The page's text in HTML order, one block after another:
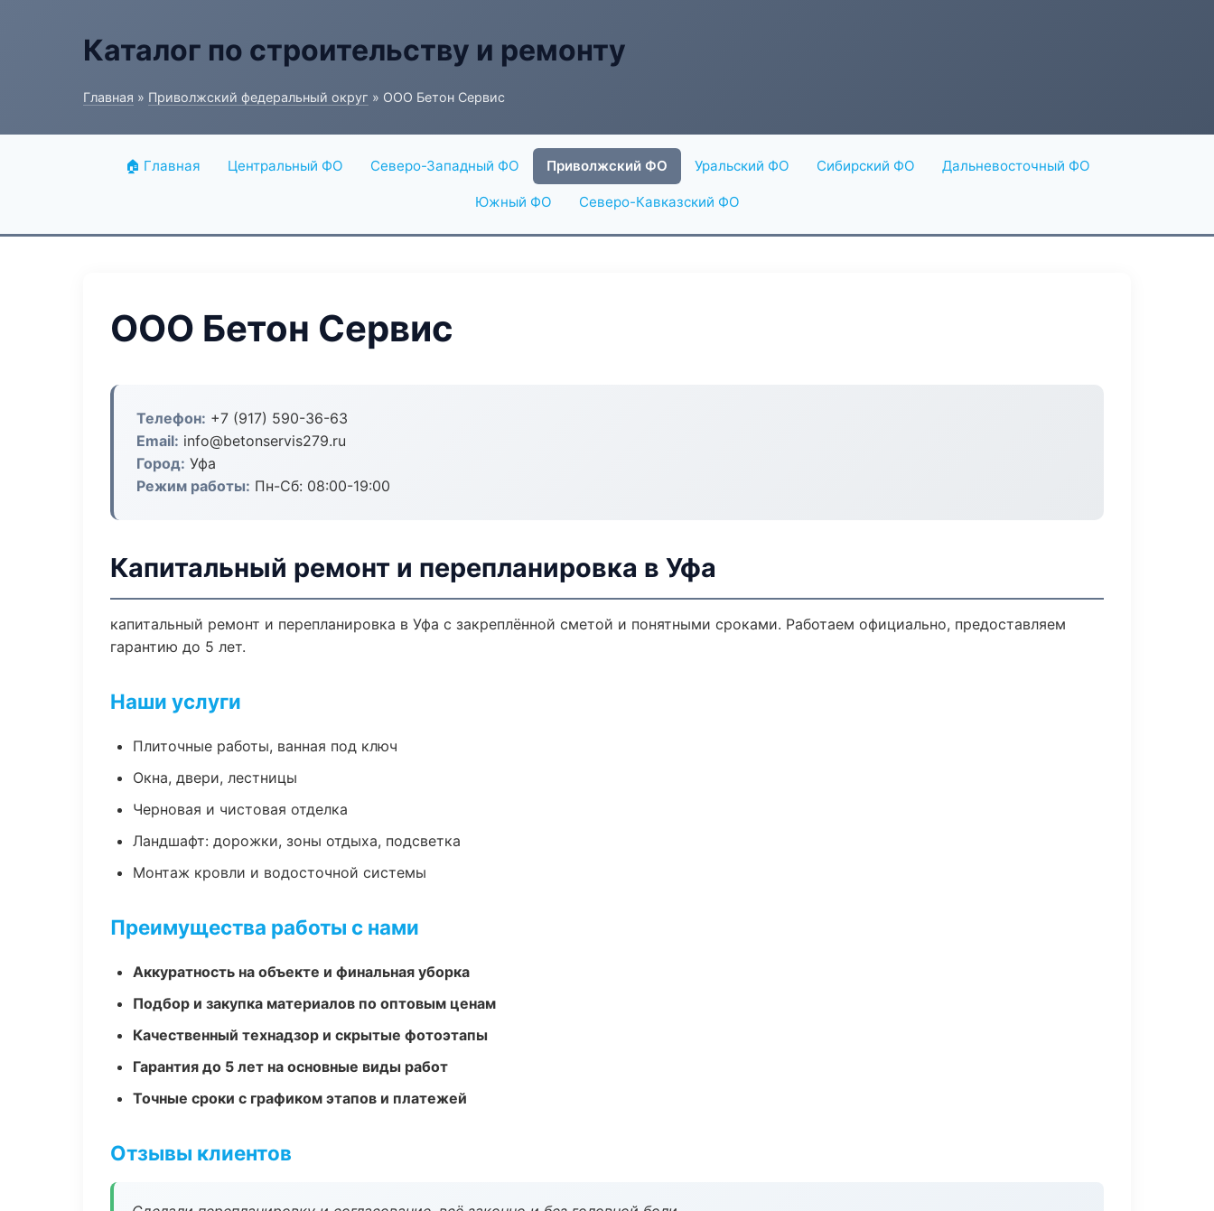
Каталог по строительству и ремонту
Главная » Приволжский федеральный округ » ООО Бетон Сервис
🏠 Главная Центральный ФО Северо-Западный ФО Приволжский ФО Уральский ФО Сибирский ФО Дальневосточный ФО
Южный ФО Северо-Кавказский ФО
ООО Бетон Сервис
Телефон: +7 (917) 590-36-63
Email: info@betonservis279.ru
Город: Уфа
Режим работы: Пн-Сб: 08:00-19:00
Капитальный ремонт и перепланировка в Уфа
капитальный ремонт и перепланировка в Уфа с закреплённой сметой и понятными сроками. Работаем официально, предоставляем
гарантию до 5 лет.
Наши услуги
Плиточные работы, ванная под ключ
Окна, двери, лестницы
Черновая и чистовая отделка
Ландшафт: дорожки, зоны отдыха, подсветка
Монтаж кровли и водосточной системы
Преимущества работы с нами
Аккуратность на объекте и финальная уборка
Подбор и закупка материалов по оптовым ценам
Качественный технадзор и скрытые фотоэтапы
Гарантия до 5 лет на основные виды работ
Точные сроки с графиком этапов и платежей
Отзывы клиентов